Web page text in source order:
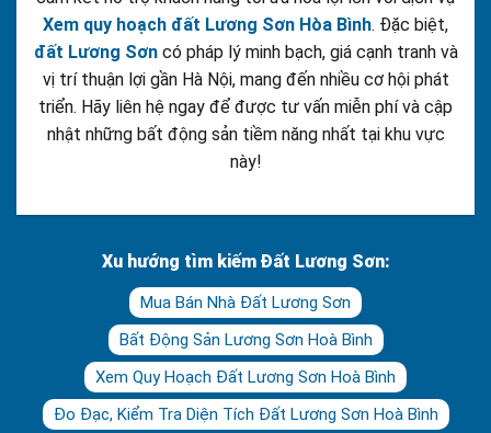
Xem quy hoạch đất Lương Sơn Hòa Bình. Đặc biệt,
đất Lương Sơncó pháp lý minh bạch, giá cạnh tranh và
vị trí thuận lợi gần Hà Nội, mang đến nhiều cơ hội phát
triển. Hãy liên hệ ngay để được tư vấn miễn phí và cập
nhật những bất động sản tiềm năng nhất tại khu vực
này!
Xu hướng tìm kiếm Đất Lương Sơn:
Mua Bán Nhà Đất Lương Sơn
Bất Động Sản Lương Sơn Hoà Bình
Xem Quy Hoạch Đất Lương Sơn Hoà Bình
Đo Đạc, Kiểm Tra Diện Tích Đất Lương Sơn Hoà Bình